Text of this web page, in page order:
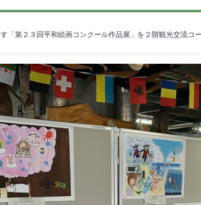
「第２３回平和絵画コンクール作品展」を２階観光交流コ